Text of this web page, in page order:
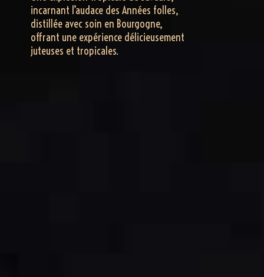
incarnant l’audace des Années folles,
distillée avec soin en Bourgogne,
offrant une expérience délicieusement
juteuses et tropicales.